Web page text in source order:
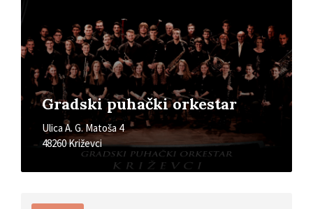
Gradski puhački orkestar
Ulica A. G. Matoša 4
48260 Križevci